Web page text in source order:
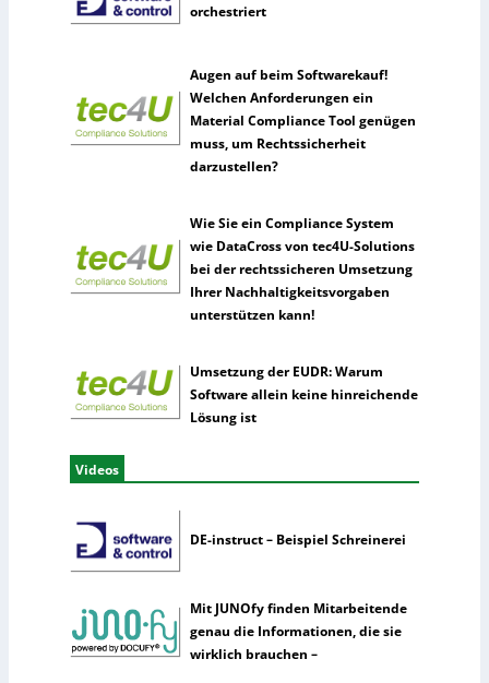
orchestriert
Augen auf beim Softwarekauf!
Welchen Anforderungen ein
Material Compliance Tool genügen
muss, um Rechtssicherheit
darzustellen?
Wie Sie ein Compliance System
wie DataCross von tec4U-Solutions
bei der rechtssicheren Umsetzung
Ihrer Nachhaltigkeitsvorgaben
unterstützen kann!
Umsetzung der EUDR: Warum
Software allein keine hinreichende
Lösung ist
Videos
DE-instruct – Beispiel Schreinerei
Mit JUNOfy finden Mitarbeitende
genau die Informationen, die sie
wirklich brauchen –